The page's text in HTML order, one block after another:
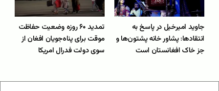
جاوید امیرخیل در پاسخ به
انتقاد‌ها: پشاور خانه پشتون‌ها و
جز خاک افغانستان است
تمدید ۶۰ روزه وضعیت حفاظت
موقت برای پناه‌جویان افغان از
سوی دولت فدرال امریکا